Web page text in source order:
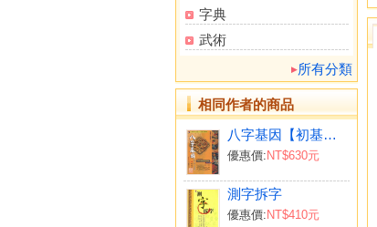
字典
武術
所有分類
相同作者的商品
八字基因【初基篇】
優惠價: NT$630元
測字拆字
優惠價: NT$410元